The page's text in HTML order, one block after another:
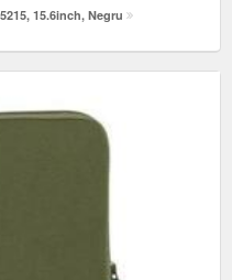
15.6inch, Negru